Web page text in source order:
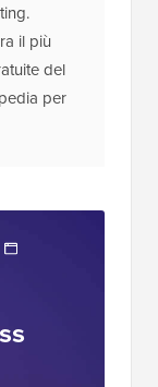
il più
del
per